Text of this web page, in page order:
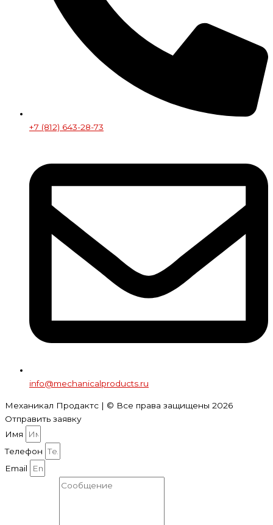
+7 (812) 643-28-73
info@mechanicalproducts.ru
Механикал Продактс | © Все права защищены 2026
Отправить заявку
Имя
Телефон
Email